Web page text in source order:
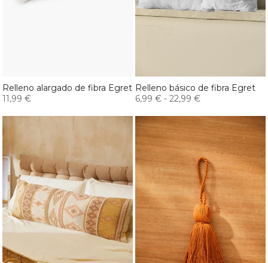
Relleno alargado de fibra Egret
11,99 €
Relleno básico de fibra Egret
6,99 € - 22,99 €